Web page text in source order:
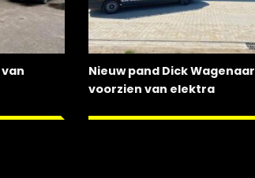
Nieuw pand Dick Wagenaar
voorzien van elektra